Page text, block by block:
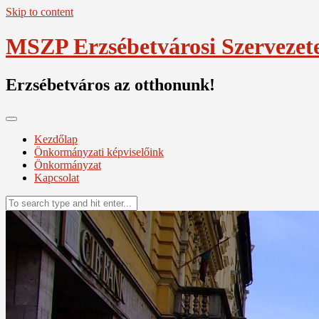
Skip to content
MSZP Erzsébetvárosi
Erzsébetváros az otthonunk!
Kezdőlap
Önkormányzati képviselőink
Önkormányzat
Kapcsolat